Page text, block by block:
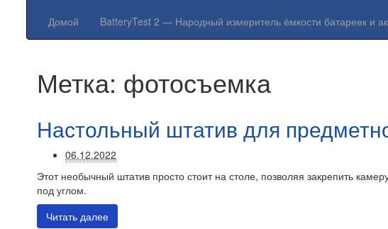
Домой BatteryTest 2 — Народный измеритель ёмкости батареек и
Метка: фотосъемка
Настольный штатив для
06.12.2022
Этот необычный штатив просто стоит на столе, позволяя закрепить
под углом.
Читать далее